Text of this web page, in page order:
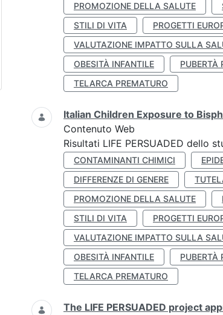
PROMOZIONE DELLA SALUTE
STILI DI VITA
PROGETTI
VALUTAZIONE IMPATTO SULLA
OBESITÀ INFANTILE
PUBERTÀ
TELARCA PREMATURO
Italian Children Exposure to
Contenuto Web
Risultati LIFE PERSUADED dello
CONTAMINANTI CHIMICI
DIFFERENZE DI GENERE
PROMOZIONE DELLA SALUTE
STILI DI VITA
PROGETTI
VALUTAZIONE IMPATTO SULLA
OBESITÀ INFANTILE
PUBERTÀ
TELARCA PREMATURO
The LIFE PERSUADED project